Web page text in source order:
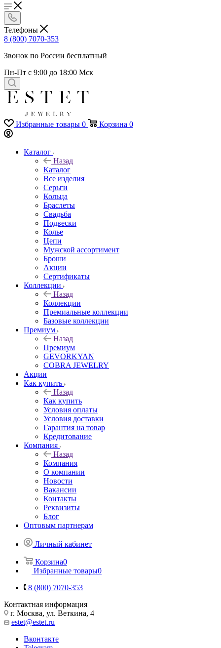
Телефоны
8 (800) 7070-353
Звонок по России бесплатный
Пн-Пт с 9:00 до 18:00 Мск
Избранные товары 0 Корзина 0
Каталог
Назад
Каталог
Все изделия
Серьги
Кольца
Браслеты
Свадьба
Подвески
Колье
Цепи
Мужской ассортимент
Броши
Акции
Сертификаты
Коллекции
Назад
Коллекции
Премиальные коллекции
Базовые коллекции
Премиум
Назад
Премиум
GEVORKYAN
COBRA JEWELRY
Акции
Как купить
Назад
Как купить
Условия оплаты
Условия доставки
Гарантия на товар
Кредитование
Компания
Назад
Компания
О компании
Новости
Вакансии
Контакты
Реквизиты
Блог
Оптовым партнерам
Личный кабинет
Корзина0
Избранные товары0
8 (800) 7070-353
Контактная информация
г. Москва, ул. Веткина, 4
estet@estet.ru
Вконтакте